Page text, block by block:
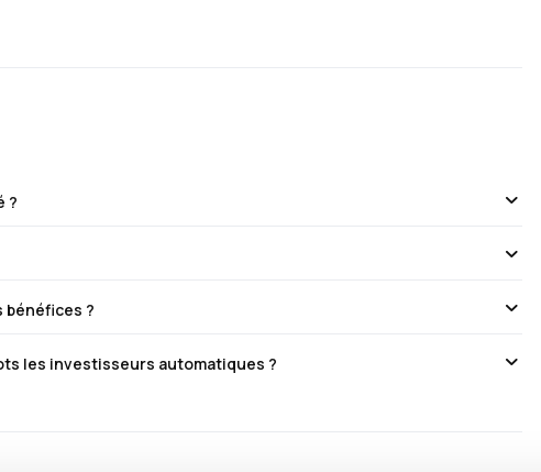
?
bénéfices ?
les investisseurs automatiques ?